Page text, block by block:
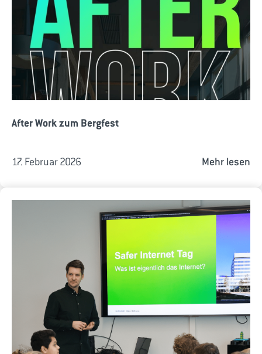
After Work zum Bergfest
17. Februar 2026 Mehr lesen